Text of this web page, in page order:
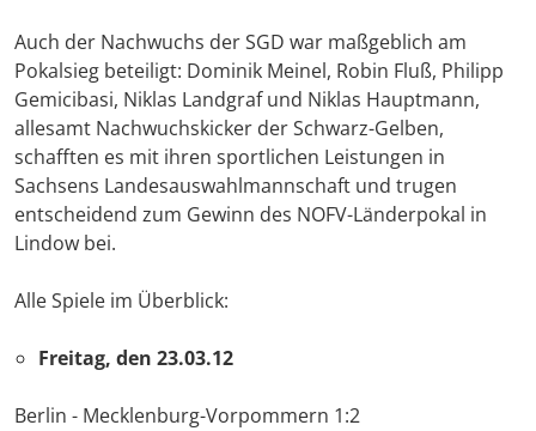
Auch der Nachwuchs der SGD war maßgeblich am
Pokalsieg beteiligt: Dominik Meinel, Robin Fluß, Philipp
Gemicibasi, Niklas Landgraf und Niklas Hauptmann,
allesamt Nachwuchskicker der Schwarz-Gelben,
schafften es mit ihren sportlichen Leistungen in
Sachsens Landesauswahlmannschaft und trugen
entscheidend zum Gewinn des NOFV-Länderpokal in
Lindow bei.
Alle Spiele im Überblick:
Freitag, den 23.03.12
Berlin - Mecklenburg-Vorpommern 1:2